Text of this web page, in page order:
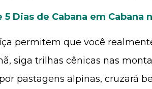
5 Dias de Cabana em
permitem que você
siga trilhas cênicas nas
pastagens alpinas, cruzará